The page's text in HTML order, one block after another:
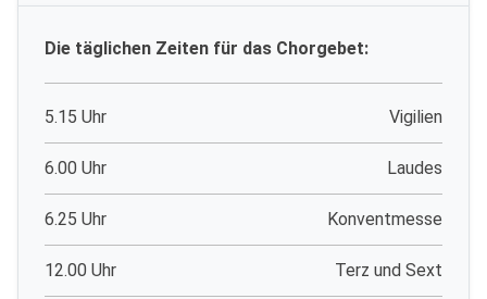
Die täglichen Zeiten für das Chorgebet:
5.15 Uhr Vigilien
6.00 Uhr Laudes
6.25 Uhr Konventmesse
12.00 Uhr Terz und Sext